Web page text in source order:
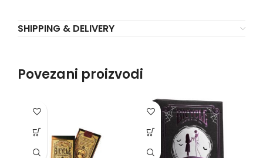
SHIPPING & DELIVERY
Povezani proizvodi